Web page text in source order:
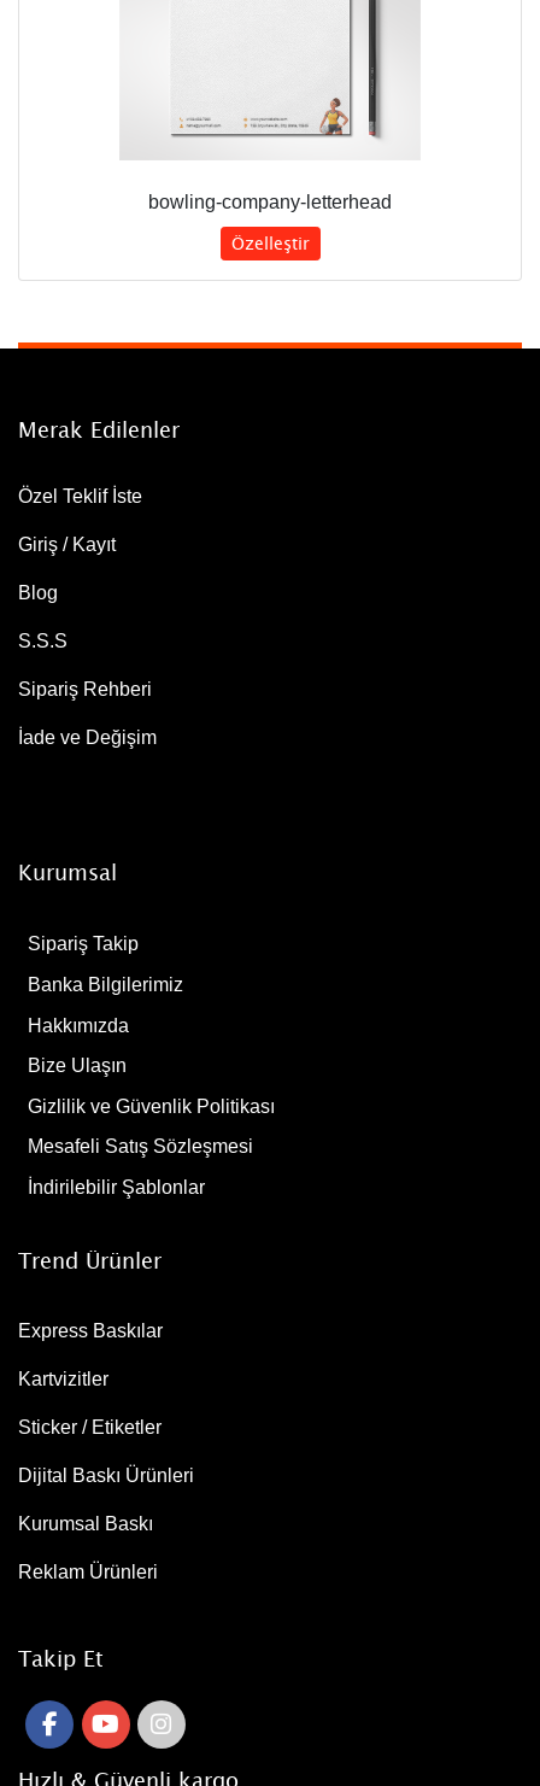
bowling-company-letterhead
Özelleştir
Merak Edilenler
Özel Teklif İste
Giriş / Kayıt
Blog
S.S.S
Sipariş Rehberi
İade ve Değişim
Kurumsal
Sipariş Takip
Banka Bilgilerimiz
Hakkımızda
Bize Ulaşın
Gizlilik ve Güvenlik Politikası
Mesafeli Satış Sözleşmesi
İndirilebilir Şablonlar
Trend Ürünler
Express Baskılar
Kartvizitler
Sticker / Etiketler
Dijital Baskı Ürünleri
Kurumsal Baskı
Reklam Ürünleri
Takip Et
Hızlı & Güvenli kargo